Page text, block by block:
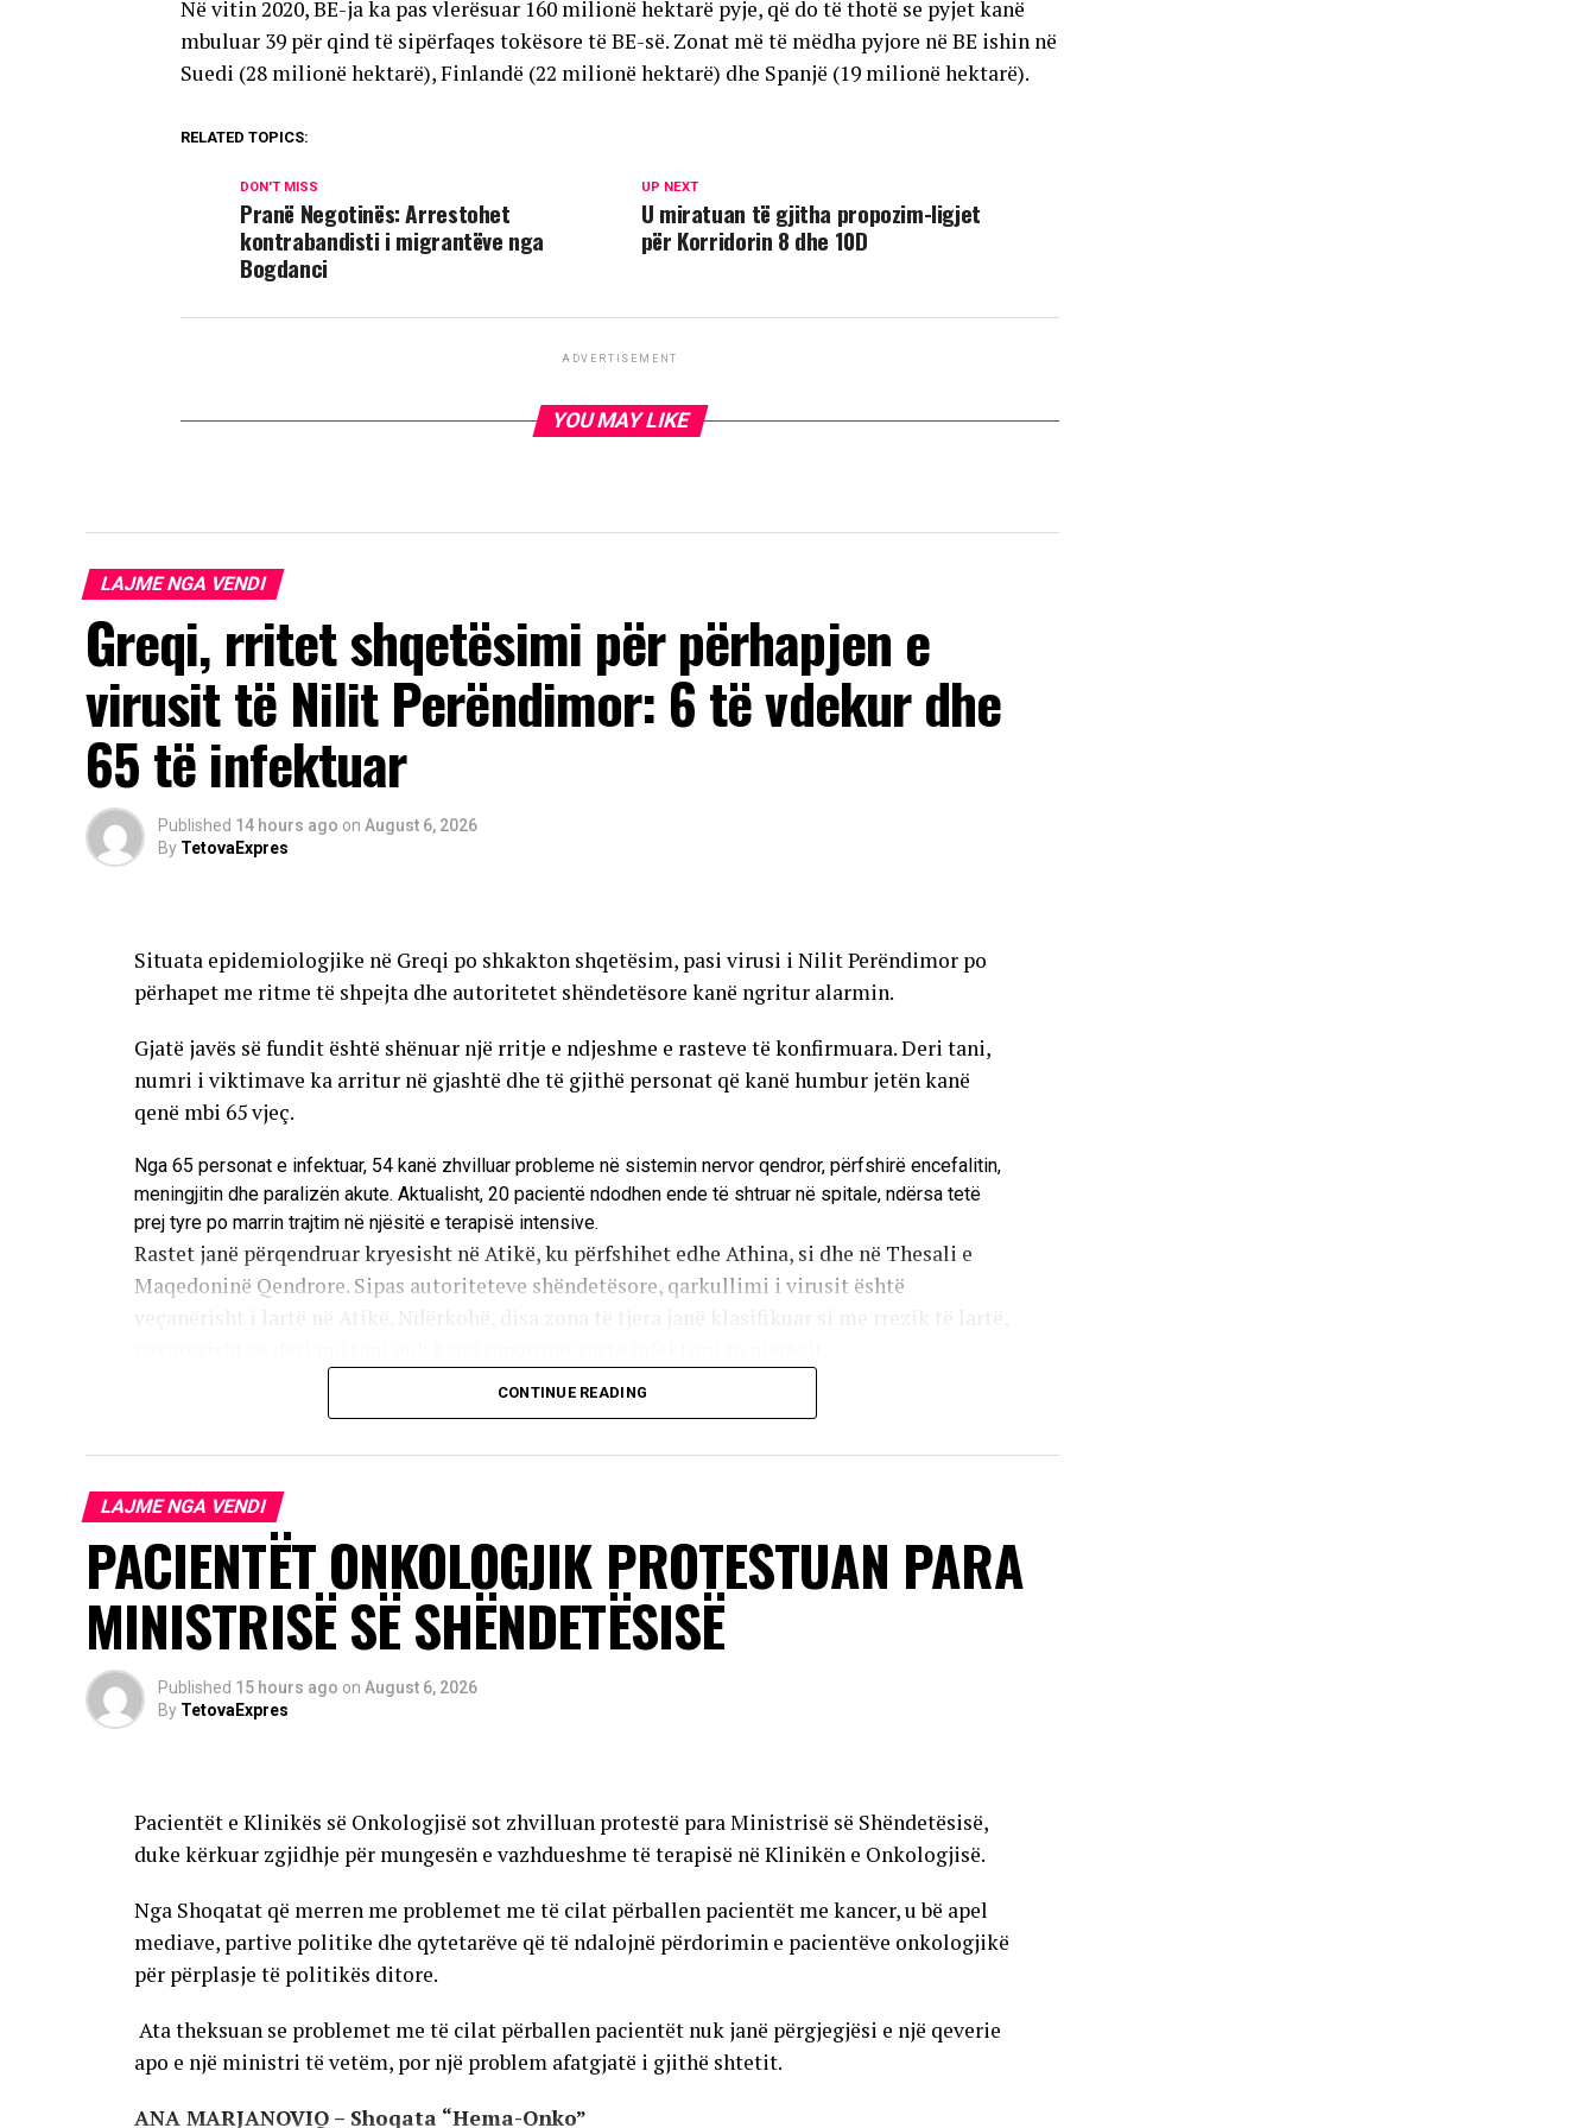
Në vitin 2020, BE-ja ka pas vlerësuar 160 milionë hektarë pyje, që do të thotë se pyjet kanë
mbuluar 39 për qind të sipërfaqes tokësore të BE-së. Zonat më të mëdha pyjore në BE ishin në
Suedi (28 milionë hektarë), Finlandë (22 milionë hektarë) dhe Spanjë (19 milionë hektarë).
RELATED TOPICS:
UP NEXT
U miratuan të gjitha propozim-ligjet
për Korridorin 8 dhe 10D
DON'T MISS
Pranë Negotinës: Arrestohet
kontrabandisti i migrantëve nga
Bogdanci
ADVERTISEMENT
YOU MAY LIKE
LAJME NGA VENDI
Greqi, rritet shqetësimi për përhapjen e
virusit të Nilit Perëndimor: 6 të vdekur dhe
65 të infektuar
Published 14 hours ago on August 6, 2026
By TetovaExpres
Situata epidemiologjike në Greqi po shkakton shqetësim, pasi virusi i Nilit Perëndimor po
përhapet me ritme të shpejta dhe autoritetet shëndetësore kanë ngritur alarmin.
Gjatë javës së fundit është shënuar një rritje e ndjeshme e rasteve të konfirmuara. Deri tani,
numri i viktimave ka arritur në gjashtë dhe të gjithë personat që kanë humbur jetën kanë
qenë mbi 65 vjeç.
Nga 65 personat e infektuar, 54 kanë zhvilluar probleme në sistemin nervor qendror, përfshirë encefalitin,
meningjitin dhe paralizën akute. Aktualisht, 20 pacientë ndodhen ende të shtruar në spitale, ndërsa tetë
prej tyre po marrin trajtim në njësitë e terapisë intensive.
Rastet janë përqendruar kryesisht në Atikë, ku përfshihet edhe Athina, si dhe në Thesali e
Maqedoninë Qendrore. Sipas autoriteteve shëndetësore, qarkullimi i virusit është
Infeksioni transmetohet kryesisht përmes pickimit të mushkonjave që mbartin virusin. Këto
më e madhe e të tjerëve shfaqin një formë të lehtë të sëmundjes, të ngjashme me gripin. Më
pak se një për qind e të prekurve zhvillojnë komplikacione të rënda neurologjike.
Rreziku më i madh u kanoset të moshuarve, personave që vuajnë nga sëmundje kronike dhe individëve
me imunitet të dobësuar.
Autoritetet kanë bërë të ditur se sezoni i transmetimit nuk ka përfunduar ende dhe se raste
të reja mund të shfaqen edhe në rajone të tjera të vendit.
CONTINUE READING
LAJME NGA VENDI
PACIENTËT ONKOLOGJIK PROTESTUAN PARA
MINISTRISË SË SHËNDETËSISË
Published 15 hours ago on August 6, 2026
By TetovaExpres
Pacientët e Klinikës së Onkologjisë sot zhvilluan protestë para Ministrisë së Shëndetësisë,
duke kërkuar zgjidhje për mungesën e vazhdueshme të terapisë në Klinikën e Onkologjisë.
Nga Shoqatat që merren me problemet me të cilat përballen pacientët me kancer, u bë apel
mediave, partive politike dhe qytetarëve që të ndalojnë përdorimin e pacientëve onkologjikë
për përplasje të politikës ditore.
Ata theksuan se problemet me të cilat përballen pacientët nuk janë përgjegjësi e një qeverie
apo e një ministri të vetëm, por një problem afatgjatë i gjithë shtetit.
ANA MARJANOVIQ – Shoqata “Hema-Onko”